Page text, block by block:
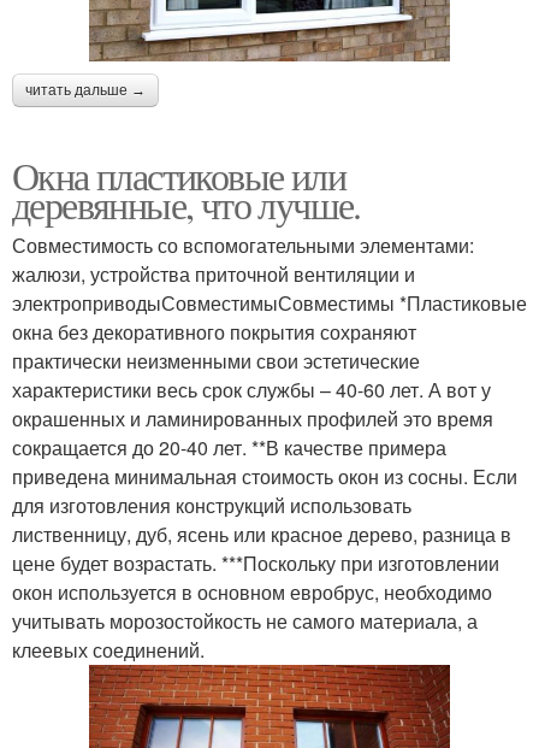
читать дальше →
Окна пластиковые или
деревянные, что лучше.
Совместимость со вспомогательными элементами:
жалюзи, устройства приточной вентиляции и
электроприводыСовместимыСовместимы *Пластиковые
окна без декоративного покрытия сохраняют
практически неизменными свои эстетические
характеристики весь срок службы – 40-60 лет. А вот у
окрашенных и ламинированных профилей это время
сокращается до 20-40 лет. **В качестве примера
приведена минимальная стоимость окон из сосны. Если
для изготовления конструкций использовать
лиственницу, дуб, ясень или красное дерево, разница в
цене будет возрастать. ***Поскольку при изготовлении
окон используется в основном евробрус, необходимо
учитывать морозостойкость не самого материала, а
клеевых соединений.